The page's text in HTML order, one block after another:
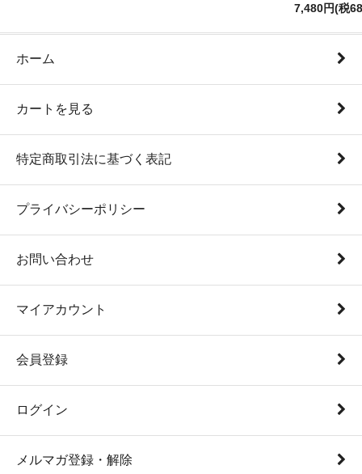
7,480円(税
ホーム
カートを見る
特定商取引法に基づく表記
プライバシーポリシー
お問い合わせ
マイアカウント
会員登録
ログイン
メルマガ登録・解除